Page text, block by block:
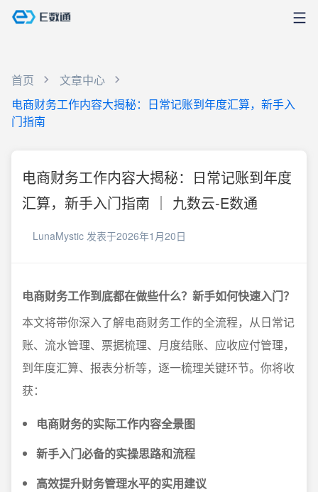
首页
文章中心
电商财务工作内容大揭秘：日常记账到年度汇算，新手入
门指南
电商财务工作内容大揭秘：日常记账到年度
汇算，新手入门指南 ｜ 九数云-E数通
LunaMystic 发表于2026年1月20日
电商财务工作到底都在做些什么？新手如何快速入门？
本文将带你深入了解电商财务工作的全流程，从日常记
账、流水管理、票据梳理、月度结账、应收应付管理，
到年度汇算、报表分析等，逐一梳理关键环节。你将收
获：
电商财务的实际工作内容全景图
新手入门必备的实操思路和流程
高效提升财务管理水平的实用建议